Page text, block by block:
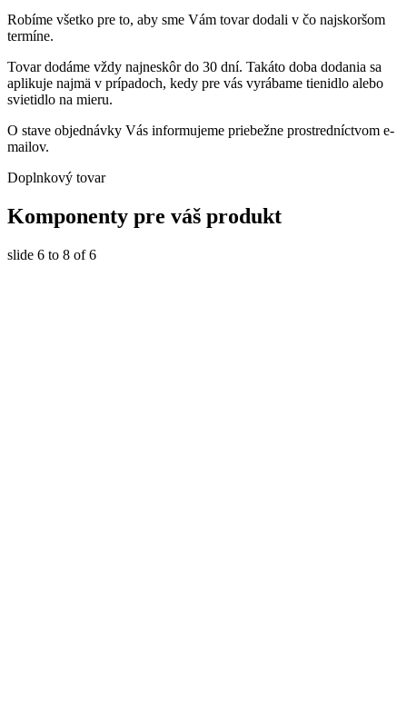
Robíme všetko pre to, aby sme Vám tovar dodali v čo najskoršom
termíne.
Tovar dodáme vždy najneskôr do 30 dní. Takáto doba dodania sa
aplikuje najmä v prípadoch, kedy pre vás vyrábame tienidlo alebo
svietidlo na mieru.
O stave objednávky Vás informujeme priebežne prostredníctvom e-
mailov.
Doplnkový tovar
Komponenty pre váš produkt
slide 6 to 8 of 6